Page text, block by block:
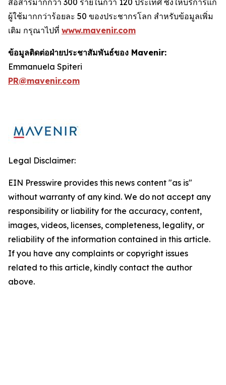
สื่อสารมากกว่า 300 รายในกว่า 120 ประเทศ ซึ่งให้บริการแก่
ผู้ใช้มากกว่าร้อยละ 50 ของประชากรโลก สำหรับข้อมูลเพิ่ม
เติม กรุณาไปที่ www.mavenir.com
ข้อมูลติดต่อฝ่ายประชาสัมพันธ์ของ Mavenir:
Emmanuela Spiteri
PR@mavenir.com
Legal Disclaimer:
EIN Presswire provides this news content "as is"
without warranty of any kind. We do not accept any
responsibility or liability for the accuracy, content,
images, videos, licenses, completeness, legality, or
reliability of the information contained in this article.
If you have any complaints or copyright issues
related to this article, kindly contact the author
above.